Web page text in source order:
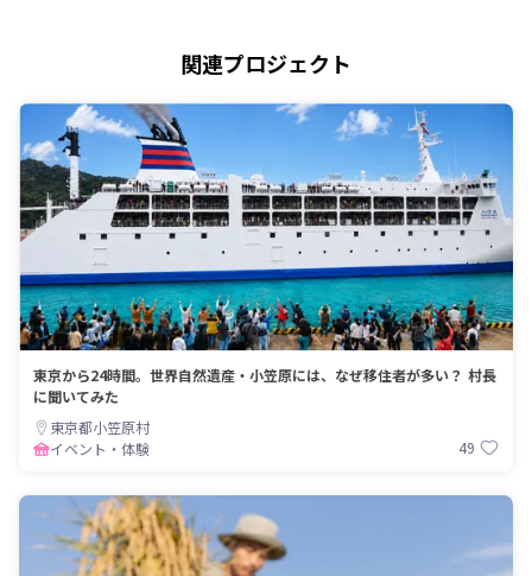
関連プロジェクト
東京から24時間。世界自然遺産・小笠原には、なぜ移住者が多い？ 村長
に聞いてみた
東京都小笠原村
イベント・体験
49